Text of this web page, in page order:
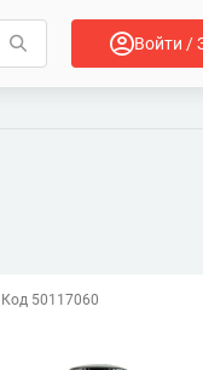
Войти /
Код 50117060